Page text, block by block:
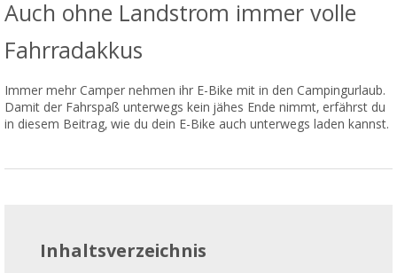
Auch ohne Landstrom immer volle
Fahrradakkus
Immer mehr Camper nehmen ihr E-Bike mit in den Campingurlaub.
Damit der Fahrspaß unterwegs kein jähes Ende nimmt, erfährst du
in diesem Beitrag, wie du dein E-Bike auch unterwegs laden kannst.
Inhaltsverzeichnis